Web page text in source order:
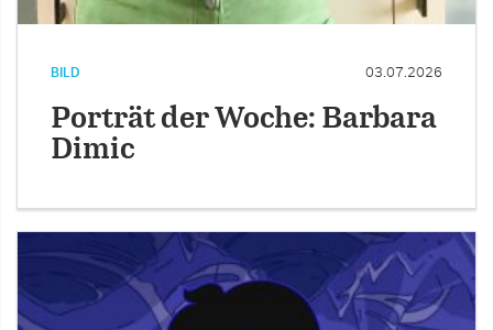
BILD 03.07.2026
Porträt der Woche: Barbara
Dimic